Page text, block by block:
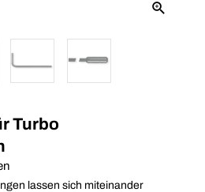
Turbo
lassen sich miteinander